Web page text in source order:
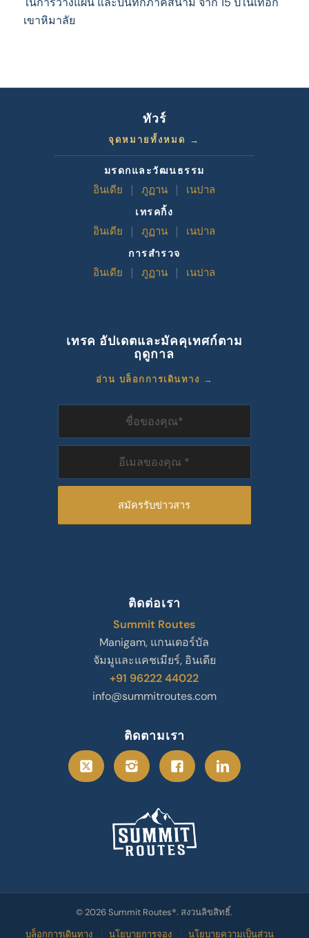
เขาหิมาลัย
ทัวร์
จุดหมายทั้งหมด →
มรดกและวัฒนธรรม
อินเดีย
ภูฏาน เนปาล
เทรคกิ้ง
อินเดีย
ภูฏาน เนปาล
การสำรวจ
อินเดีย
ภูฏาน เนปาล
เทรค อัปเดตและมัคคุเทศก์ตาม
ฤดูกาล
อ่าน บล็อกการเดินทาง →
ติดต่อเรา
Summit Routes
Manigam, แกนเดอร์บัล
จัมมูและแคชเมียร์, อินเดีย
+91 96222 44022
info@summitroutes.com
ติดตามเรา
© 2026 Summit Routes®. สงวนลิขสิทธิ์.
บล็อกการเดินทาง
นโยบายการจอง นโยบายความเป็นส่วน